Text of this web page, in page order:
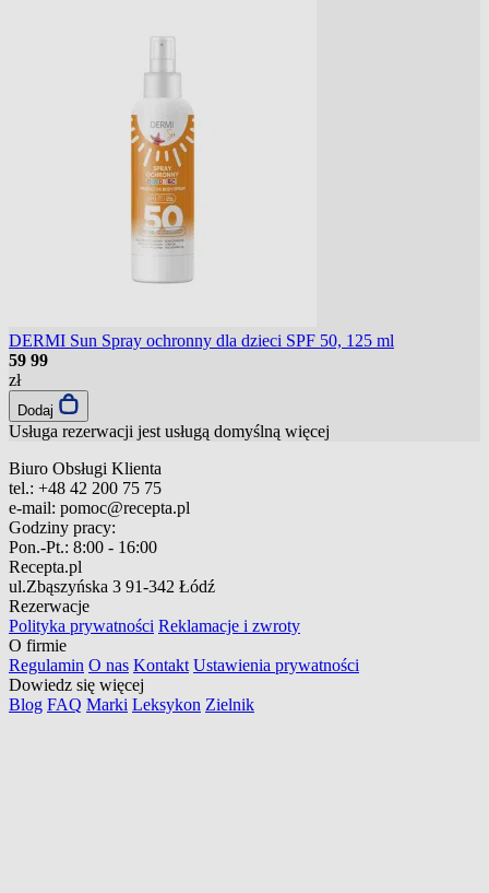
DERMI Sun Spray ochronny dla dzieci SPF 50, 125 ml
59 99
zł
Dodaj
Usługa rezerwacji jest usługą domyślną więcej
Biuro Obsługi Klienta
tel.: +48 42 200 75 75
e-mail: pomoc@recepta.pl
Godziny pracy:
Pon.-Pt.: 8:00 - 16:00
Recepta.pl
ul.Zbąszyńska 3 91-342 Łódź
Rezerwacje
Polityka prywatności Reklamacje i zwroty
O firmie
Regulamin O nas Kontakt Ustawienia prywatności
Dowiedz się więcej
Blog FAQ Marki Leksykon Zielnik